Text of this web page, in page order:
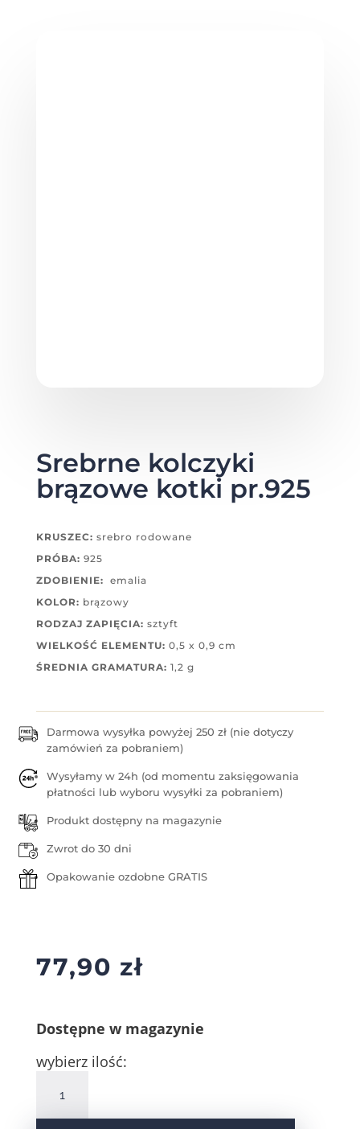
Srebrne kolczyki
brązowe kotki pr.925
KRUSZEC: srebro rodowane
PRÓBA: 925
ZDOBIENIE: emalia
KOLOR: brązowy
RODZAJ ZAPIĘCIA: sztyft
WIELKOŚĆ ELEMENTU: 0,5 x 0,9 cm
ŚREDNIA GRAMATURA: 1,2 g
Darmowa wysyłka powyżej 250 zł (nie dotyczy
zamówień za pobraniem)
Wysyłamy w 24h (od momentu zaksięgowania
płatności lub wyboru wysyłki za pobraniem)
Produkt dostępny na magazynie
Zwrot do 30 dni
Opakowanie ozdobne GRATIS
77,90 zł
Dostępne w magazynie
wybierz ilość:
Srebrne
kolczyki